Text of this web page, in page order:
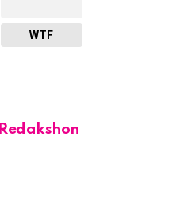
WTF
Redakshon